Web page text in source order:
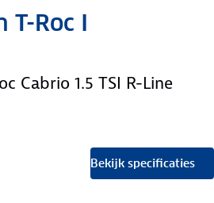
T-Roc I
Cabrio 1.5 TSI R-Line
Bekijk specificaties